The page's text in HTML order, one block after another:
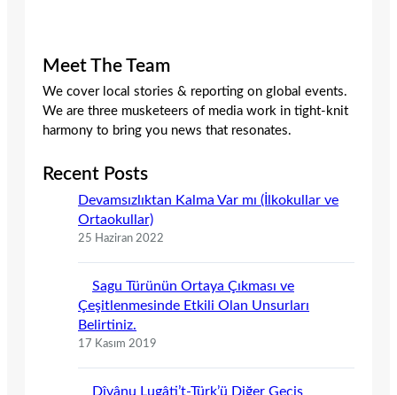
Meet The Team
We cover local stories & reporting on global events.
We are three musketeers of media work in tight-knit
harmony to bring you news that resonates.
Recent Posts
Devamsızlıktan Kalma Var mı (İlkokullar ve
Ortaokullar)
25 Haziran 2022
Sagu Türünün Ortaya Çıkması ve
Çeşitlenmesinde Etkili Olan Unsurları
Belirtiniz.
17 Kasım 2019
Dîvânu Lugâti’t-Türk’ü Diğer Geçiş